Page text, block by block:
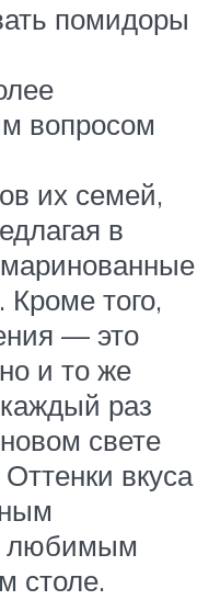
помидоры
вопросом
их семей,
в
маринованные
того,
— это
и то же
раз
свете
вкуса
любимым
столе.